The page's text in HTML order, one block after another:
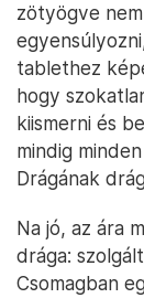
zötyögve
tablethez
hogy
kiismerni és
mindig
Drágának
Na jó, az ára
drága:
Csomagban